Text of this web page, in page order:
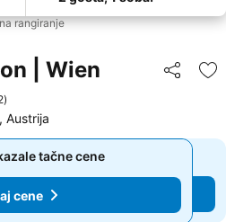
rangiranje
| Wien Deli
)
Austrija
tačne cene
cene
tačne cene
cene